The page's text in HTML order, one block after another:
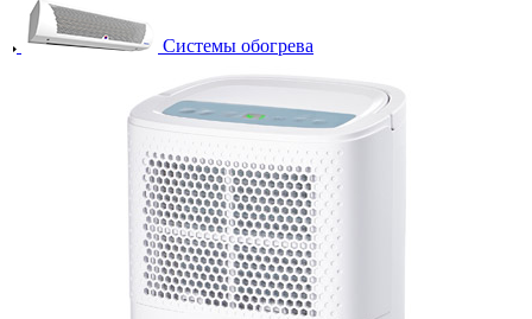
Системы обогрева